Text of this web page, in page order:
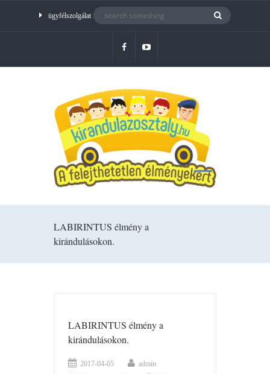
ügyfélszolgálat
LABIRINTUS élmény a
kirándulásokon.
LABIRINTUS élmény a
kirándulásokon.
2017-04-05
admin